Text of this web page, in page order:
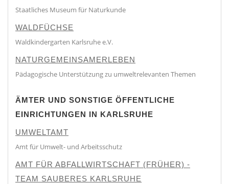
Staatliches Museum für Naturkunde
WALDFÜCHSE
Waldkindergarten Karlsruhe e.V.
NATURGEMEINSAMERLEBEN
Pädagogische Unterstützung zu umweltrelevanten Themen
ÄMTER UND SONSTIGE ÖFFENTLICHE
EINRICHTUNGEN IN KARLSRUHE
UMWELTAMT
Amt für Umwelt- und Arbeitsschutz
AMT FÜR ABFALLWIRTSCHAFT (FRÜHER) -
TEAM SAUBERES KARLSRUHE